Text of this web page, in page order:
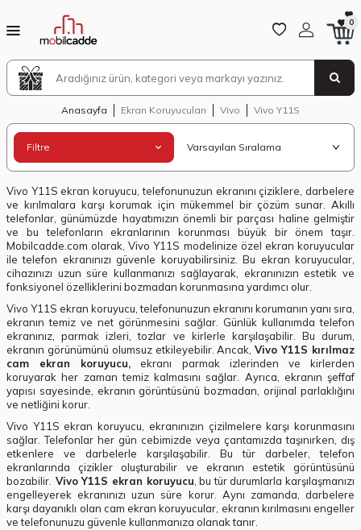
0
Anasayfa Ekran Koruyucuları Vivo Vivo Y11S
Filtre
Vivo Y11S ekran koruyucu, telefonunuzun ekranını çiziklere, darbelere
ve kırılmalara karşı korumak için mükemmel bir çözüm sunar. Akıllı
telefonlar, günümüzde hayatımızın önemli bir parçası haline gelmiştir
ve bu telefonların ekranlarının korunması büyük bir önem taşır.
Mobilcadde.com olarak, Vivo Y11S modelinize özel ekran koruyucular
ile telefon ekranınızı güvenle koruyabilirsiniz. Bu ekran koruyucular,
cihazınızı uzun süre kullanmanızı sağlayarak, ekranınızın estetik ve
fonksiyonel özelliklerini bozmadan korunmasına yardımcı olur.
Vivo Y11S ekran koruyucu, telefonunuzun ekranını korumanın yanı sıra,
ekranın temiz ve net görünmesini sağlar. Günlük kullanımda telefon
ekranınız, parmak izleri, tozlar ve kirlerle karşılaşabilir. Bu durum,
ekranın görünümünü olumsuz etkileyebilir. Ancak,Vivo Y11S kırılmaz
cam ekran koruyucu, ekranı parmak izlerinden ve kirlerden
koruyarak her zaman temiz kalmasını sağlar. Ayrıca, ekranın şeffaf
yapısı sayesinde, ekranın görüntüsünü bozmadan, orijinal parlaklığını
ve netliğini korur.
Vivo Y11S ekran koruyucu, ekranınızın çizilmelere karşı korunmasını
sağlar. Telefonlar her gün cebimizde veya çantamızda taşınırken, dış
etkenlere ve darbelerle karşılaşabilir. Bu tür darbeler, telefon
ekranlarında çizikler oluşturabilir ve ekranın estetik görüntüsünü
bozabilir. Vivo Y11S ekran koruyucu, bu tür durumlarla karşılaşmanızı
engelleyerek ekranınızı uzun süre korur. Aynı zamanda, darbelere
karşı dayanıklı olan cam ekran koruyucular, ekranın kırılmasını engeller
ve telefonunuzu güvenle kullanmanıza olanak tanır.